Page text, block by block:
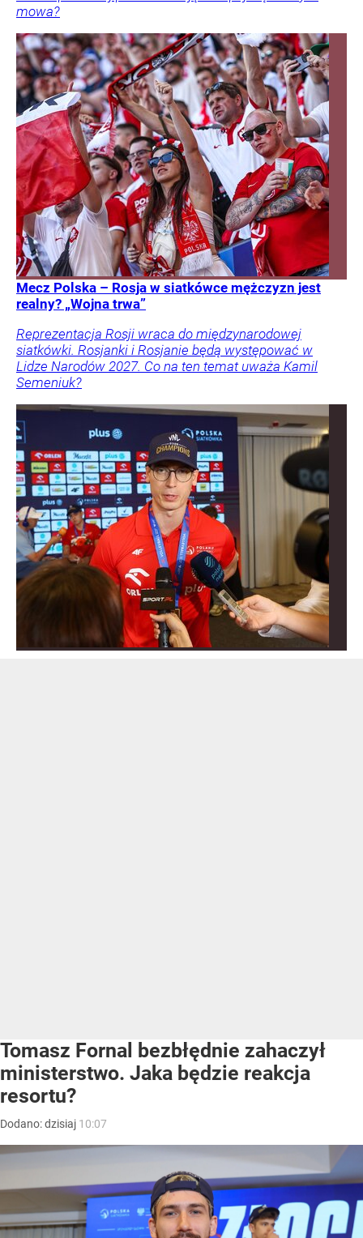
mowa?
Mecz Polska – Rosja w siatkówce mężczyzn jest
realny? „Wojna trwa”
Reprezentacja Rosji wraca do międzynarodowej
siatkówki. Rosjanki i Rosjanie będą występować w
Lidze Narodów 2027. Co na ten temat uważa Kamil
Semeniuk?
Tomasz Fornal bezbłędnie zahaczył
ministerstwo. Jaka będzie reakcja
resortu?
Dodano:dzisiaj 10:07